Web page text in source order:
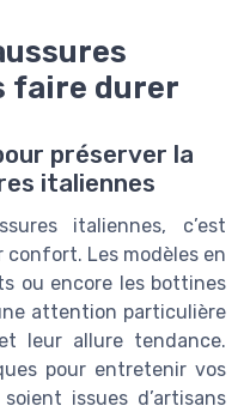
faire durer
préserver la
italiennes
italiennes, c’est
Les modèles en
ou encore les bottines
attention particulière
leur allure tendance.
pour entretenir vos
issues d’artisans